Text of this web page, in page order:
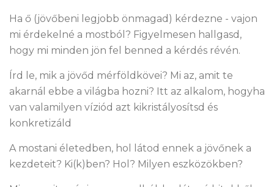
Ha ő (jövőbeni legjobb önmagad) kérdezne - vajon
mi érdekelné a mostból? Figyelmesen hallgasd,
hogy mi minden jön fel benned a kérdés révén.
Írd le, mik a jövőd mérföldkövei? Mi az, amit te
akarnál ebbe a világba hozni? Itt az alkalom, hogyha
van valamilyen víziód azt kikristályosítsd és
konkretizáld
A mostani életedben, hol látod ennek a jövőnek a
kezdeteit? Ki(k)ben? Hol? Milyen eszközökben?